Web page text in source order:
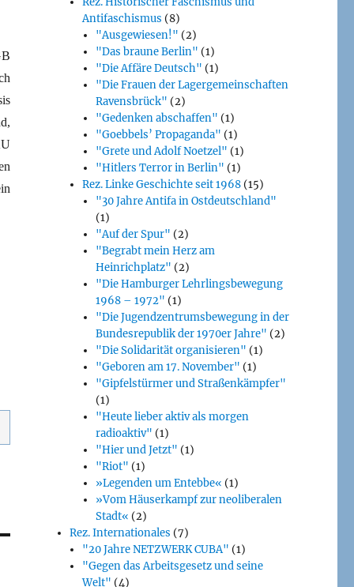
Antifaschismus (8)
"Ausgewiesen!" (2)
"Das braune Berlin" (1)
"Die Affäre Deutsch" (1)
"Die Frauen der Lagergemeinschaften
Ravensbrück" (2)
"Gedenken abschaffen" (1)
"Goebbels’ Propaganda" (1)
"Grete und Adolf Noetzel" (1)
"Hitlers Terror in Berlin" (1)
Rez. Linke Geschichte seit 1968 (15)
"30 Jahre Antifa in Ostdeutschland"
(1)
"Auf der Spur" (2)
"Begrabt mein Herz am
Heinrichplatz" (2)
"Die Hamburger Lehrlingsbewegung
1968 – 1972" (1)
"Die Jugendzentrumsbewegung in der
Bundesrepublik der 1970er Jahre" (2)
"Die Solidarität organisieren" (1)
"Geboren am 17. November" (1)
"Gipfelstürmer und Straßenkämpfer"
(1)
"Heute lieber aktiv als morgen
radioaktiv" (1)
"Hier und Jetzt" (1)
"Riot" (1)
»Legenden um Entebbe« (1)
»Vom Häuserkampf zur neoliberalen
Stadt« (2)
Rez. Internationales (7)
"20 Jahre NETZWERK CUBA" (1)
"Gegen das Arbeitsgesetz und seine
Welt" (4)